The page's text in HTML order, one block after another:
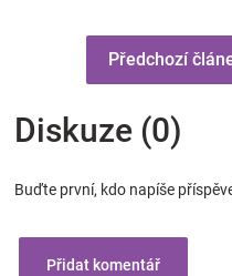
Předchozí
Diskuze (0)
Buďte první, kdo napíše
Přidat komentář